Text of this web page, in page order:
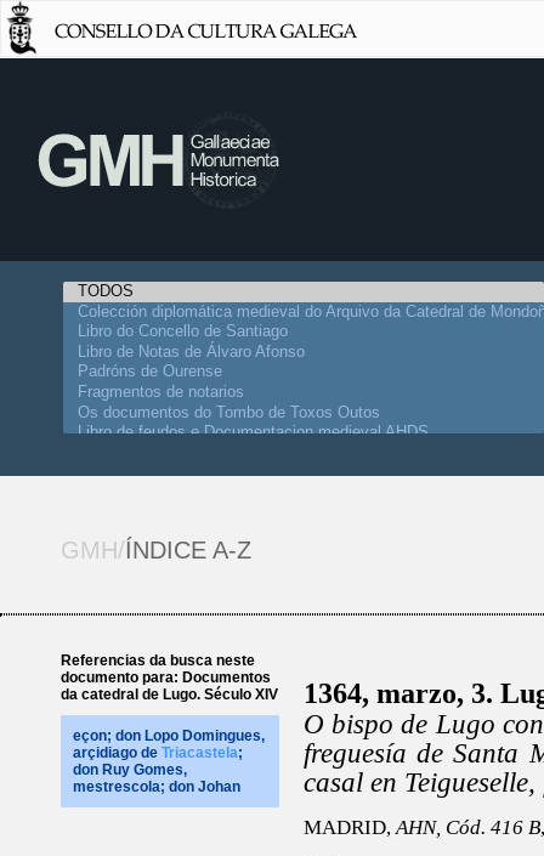
GMH/ÍNDICE A-Z
Referencias da busca neste
documento para: Documentos
da catedral de Lugo. Século XIV
eçon; don Lopo Domingues,
arçidiago de Triacastela;
don Ruy Gomes,
mestrescola; don Johan
1364, marzo, 3.
O bispo de Lugo
freguesía de Santa
casal en
MADRID,AHN, Cód. 416 B